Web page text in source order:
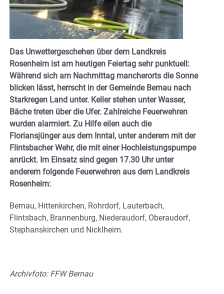
Das Unwettergeschehen über dem Landkreis
Rosenheim ist am heutigen Feiertag sehr punktuell:
Während sich am Nachmittag mancherorts die Sonne
blicken lässt, herrscht in der Gemeinde Bernau nach
Starkregen Land unter. Keller stehen unter Wasser,
Bäche treten über die Ufer. Zahlreiche Feuerwehren
wurden alarmiert. Zu Hilfe eilen auch die
Floriansjünger aus dem Inntal, unter anderem mit der
Flintsbacher Wehr, die mit einer Hochleistungspumpe
anrückt. Im Einsatz sind gegen 17.30 Uhr unter
anderem folgende Feuerwehren aus dem Landkreis
Rosenheim:
Bernau, Hittenkirchen, Rohrdorf, Lauterbach,
Flintsbach, Brannenburg, Niederaudorf, Oberaudorf,
Stephanskirchen und Nicklheim.
Archivfoto: FFW Bernau